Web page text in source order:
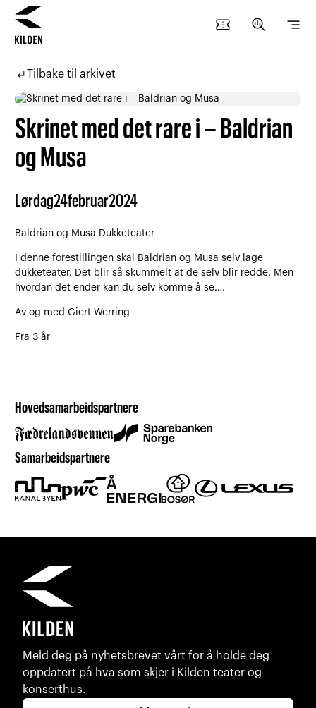
confirmation_number search_insights segment
subdirectory_arrow_leftTilbake til arkivet
Skrinet med det rare i – Baldrian
og Musa
Lørdag24februar2024
Baldrian og Musa Dukketeater
I denne forestillingen skal Baldrian og Musa selv lage
dukketeater. Det blir så skummelt at de selv blir redde. Men
hvordan det ender kan du selv komme å se….
Av og med Giert Werring
Fra 3 år
Hovedsamarbeidspartnere
Samarbeidspartnere
Meld deg på nyhetsbrevet vårt for å holde deg
oppdatert på hva som skjer i Kilden teater og
konserthus.